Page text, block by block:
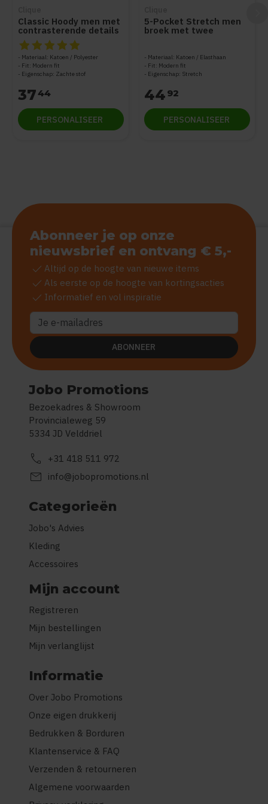
Classic Hoody men met
contrasterende details
De beoordeling van dit product is
Materiaal: Katoen / Polyester
Fit: Modern fit
Eigenschap: Zachte stof
3744
PERSONALISEER
5-Pocket Stretch men
broek met twee
Materiaal: Katoen / Elasthaan
Fit: Modern fit
Eigenschap: Stretch
44 92
PERSONALISEER
Jobo Promotions
Bezoekadres & Showroom
Provincialeweg 59
5334 JD Velddriel
call +31 418 511 972
mail info@jobopromotions.nl
Categorieën
Jobo's Advies
Kleding
Accessoires
Mijn account
Registreren
Mijn bestellingen
Mijn verlanglijst
Informatie
Over Jobo Promotions
Onze eigen drukkerij
Bedrukken & Borduren
Klantenservice & FAQ
Verzenden & retourneren
Algemene voorwaarden
Abonneer je op onze
nieuwsbrief en ontvang € 5,-
check Altijd op de hoogte van nieuwe items
check Als eerste op de hoogte van kortingsacties
check Informatief en vol inspiratie
ABONNEER